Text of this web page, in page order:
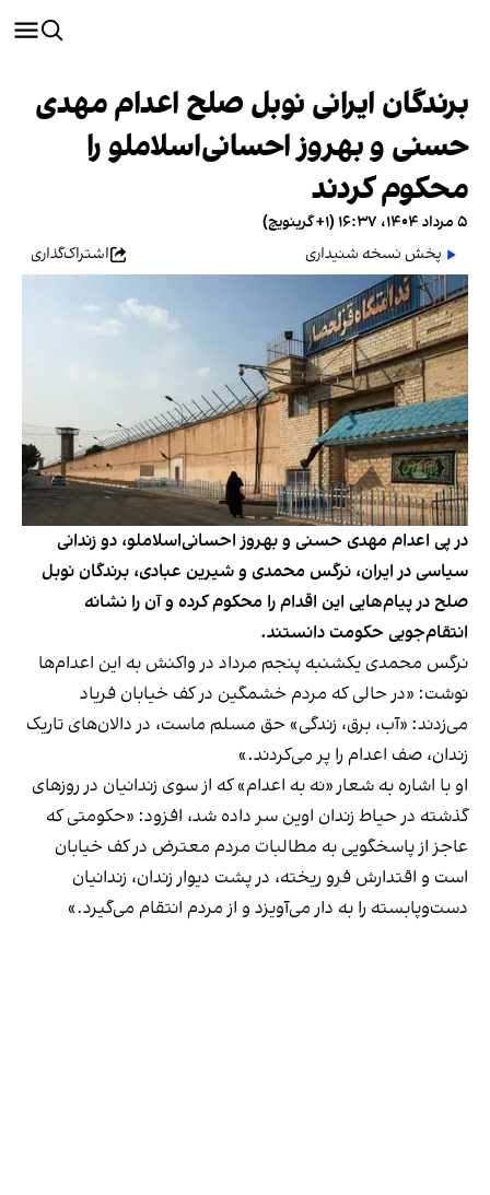
برندگان ایرانی نوبل صلح اعدام مهدی
حسنی و بهروز احسانی‌اسلاملو را
محکوم کردند
۵ مرداد ۱۴۰۴، ۱۶:۳۷ (‎+۱ گرینویچ)
پخش نسخه شنیداری
اشتراک‌گذاری
در پی اعدام مهدی حسنی و بهروز احسانی‌اسلاملو، دو زندانی
سیاسی در ایران، نرگس محمدی و شیرین عبادی، برندگان نوبل
صلح در پیام‌هایی این اقدام را محکوم کرده و آن را نشانه‌
انتقام‌جویی حکومت دانستند.
نرگس محمدی یکشنبه پنجم مرداد در واکنش به این اعدام‌ها
نوشت: «در حالی که مردم خشمگین در کف خیابان فریاد
می‌زدند: «آب، برق، زندگی» حق مسلم ماست، در دالان‌های تاریک
زندان، صف اعدام را پر می‌کردند.»
او با اشاره به شعار «نه به اعدام» که از سوی زندانیان در روزهای
گذشته در حیاط زندان اوین سر داده شد، افزود: «حکومتی که
عاجز از پاسخگویی به مطالبات مردم معترض در کف خیابان
است و اقتدارش فرو ریخته، در پشت دیوار زندان، زندانیان
دست‌وپابسته را به دار می‌آویزد و از مردم انتقام می‌گیرد.»